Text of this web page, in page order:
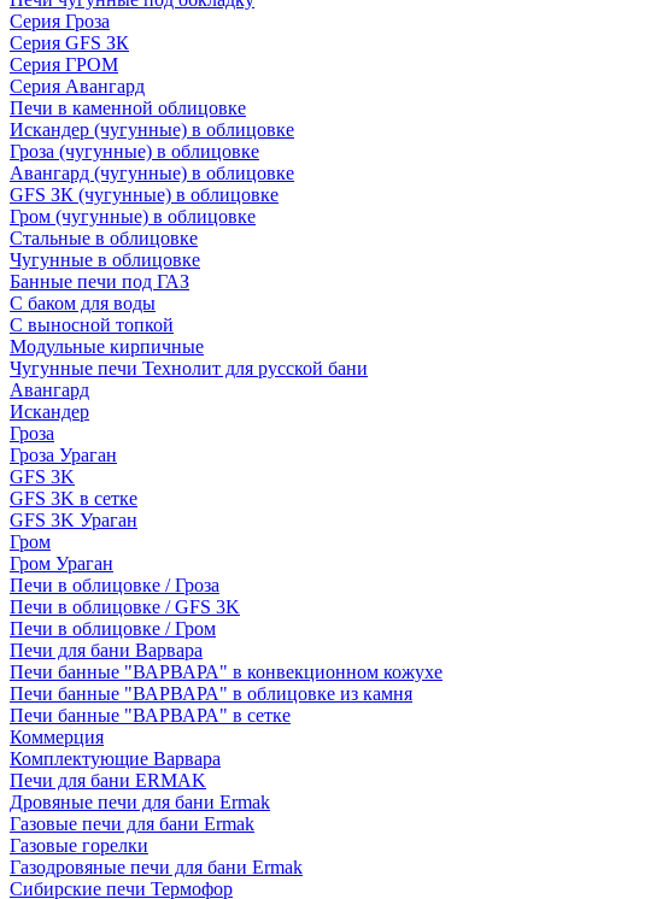
Серия Гроза
Серия GFS ЗК
Серия ГРОМ
Серия Авангард
Печи в каменной облицовке
Искандер (чугунные) в облицовке
Гроза (чугунные) в облицовке
Авангард (чугунные) в облицовке
GFS ЗК (чугунные) в облицовке
Гром (чугунные) в облицовке
Стальные в облицовке
Чугунные в облицовке
Банные печи под ГАЗ
С баком для воды
С выносной топкой
Модульные кирпичные
Чугунные печи Технолит для русской бани
Авангард
Искандер
Гроза
Гроза Ураган
GFS 3K
GFS 3K в сетке
GFS 3K Ураган
Гром
Гром Ураган
Печи в облицовке / Гроза
Печи в облицовке / GFS 3K
Печи в облицовке / Гром
Печи для бани Варвара
Печи банные "ВАРВАРА" в конвекционном кожухе
Печи банные "ВАРВАРА" в облицовке из камня
Печи банные "ВАРВАРА" в сетке
Коммерция
Комплектующие Варвара
Печи для бани ERMAK
Дровяные печи для бани Ermak
Газовые печи для бани Ermak
Газовые горелки
Газодровяные печи для бани Ermak
Сибирские печи Термофор